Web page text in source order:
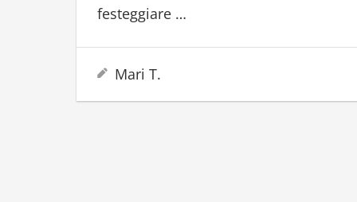
festeggiare …
31 Dicembre 2023
Mari T.